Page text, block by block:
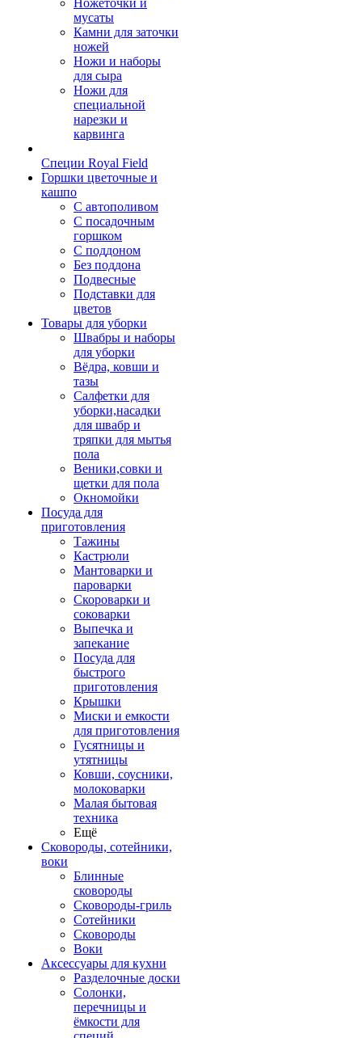
Ножеточки и
мусаты
Камни для заточки
ножей
Ножи и наборы
для сыра
Ножи для
специальной
нарезки и
карвинга
Специи Royal Field
Горшки цветочные и
кашпо
С автополивом
С посадочным
горшком
С поддоном
Без поддона
Подвесные
Подставки для
цветов
Товары для уборки
Швабры и наборы
для уборки
Вёдра, ковши и
тазы
Салфетки для
уборки,насадки
для швабр и
тряпки для мытья
пола
Веники,совки и
щетки для пола
Окномойки
Посуда для
приготовления
Тажины
Кастрюли
Мантоварки и
пароварки
Скороварки и
соковарки
Выпечка и
запекание
Посуда для
быстрого
приготовления
Крышки
Миски и емкости
для приготовления
Гусятницы и
утятницы
Ковши, соусники,
молоковарки
Малая бытовая
техника
Ещё
Сковороды, сотейники,
воки
Блинные
сковороды
Сковороды-гриль
Сотейники
Сковороды
Воки
Аксессуары для кухни
Разделочные доски
Солонки,
перечницы и
ёмкости для